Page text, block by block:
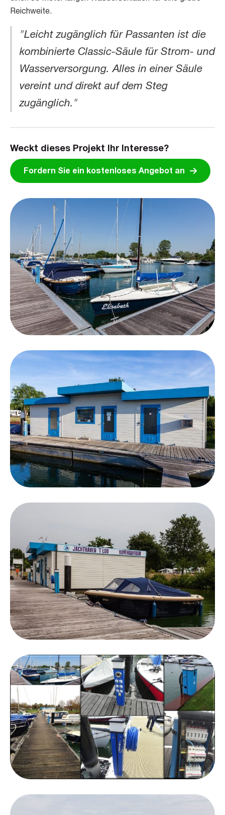
Reichweite.
"Leicht zugänglich für Passanten ist die
kombinierte Classic-Säule für Strom- und
Wasserversorgung. Alles in einer Säule
vereint und direkt auf dem Steg
zugänglich."
Weckt dieses Projekt Ihr Interesse?
Fordern Sie ein kostenloses Angebot an